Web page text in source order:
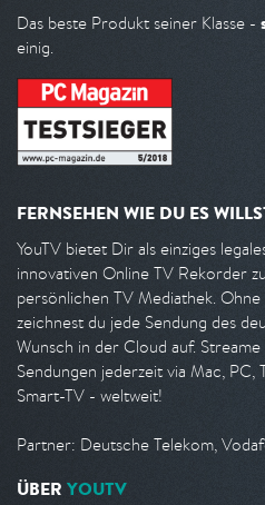
Das beste Produkt seiner Klasse -
einig.
FERNSEHEN WIE DU ES
YouTV bietet Dir als einziges
innovativen Online TV Rekorder
persönlichen TV Mediathek.
zeichnest du jede Sendung des
Wunsch in der Cloud auf.
Sendungen jederzeit via Mac, PC,
Smart-TV - weltweit!
Partner: Deutsche Telekom,
ÜBER YOUTV